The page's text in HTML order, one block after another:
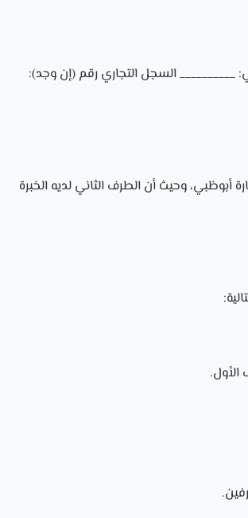
__________ السجل التجاري رقم (إن وجد):
وحيث أن الطرف الثاني لديه الخبرة
الأول.